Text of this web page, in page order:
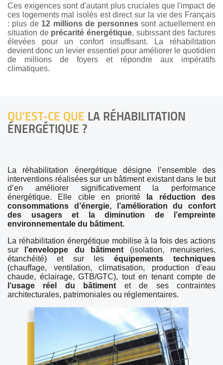
Ces exigences sont d'autant plus cruciales que l'impact de
ces logements mal isolés est direct sur la vie des Français
: plus de 12 millions de personnessont actuellement en
situation de précarité énergétique, subissant des factures
élevées pour un confort insuffisant. La réhabilitation
devient donc un levier essentiel pour améliorer le quotidien
de millions de foyers et répondre aux impératifs
climatiques.
QU’EST-CE QUE LA RÉHABILITATION
ÉNERGÉTIQUE ?
La réhabilitation énergétique désigne l’ensemble des
interventions réalisées sur un bâtiment existant dans le but
d’en améliorer significativement la performance
énergétique. Elle cible en priorité
la réduction des
consommations d’énergie, l’amélioration du confort
des usagers et la diminution de l’empreinte
environnementale du bâtiment.
La réhabilitation énergétique mobilise à la fois des actions
sur
l’enveloppe du bâtiment (isolation, menuiseries,
étanchéité) et sur leséquipements techniques
(chauffage, ventilation, climatisation, production d’eau
chaude, éclairage, GTB/GTC), tout en tenant compte de
l’usage réel du bâtiment et de ses contraintes
architecturales, patrimoniales ou réglementaires.